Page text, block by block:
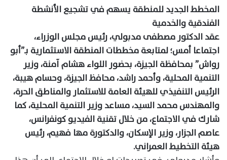
المخطط الجديد للمنطقة يسهم في تشجيع الأنشطة
الفندقية والخدمية
عقد الدكتور مصطفى مدبولي، رئيس مجلس الوزراء،
اجتماعا أمس؛ لمتابعة مخططات المنطقة الاستثمارية بـ”أبو
رواش” بمحافظة الجيزة، بحضور اللواء هشام آمنة، وزير
التنمية المحلية، وأحمد راشد، محافظ الجيزة، وحسام هيبة،
الرئيس التنفيذي للهيئة العامة للاستثمار والمناطق الحرة،
والمهندس محمد السيد، مساعد وزير التنمية المحلية، كما
شارك في الاجتماع، من خلال تقنية الفيديو كونفرانس،
عاصم الجزار، وزير الإسكان، والدكتورة مها فهيم، رئيس
هيئة التخطيط العمراني.